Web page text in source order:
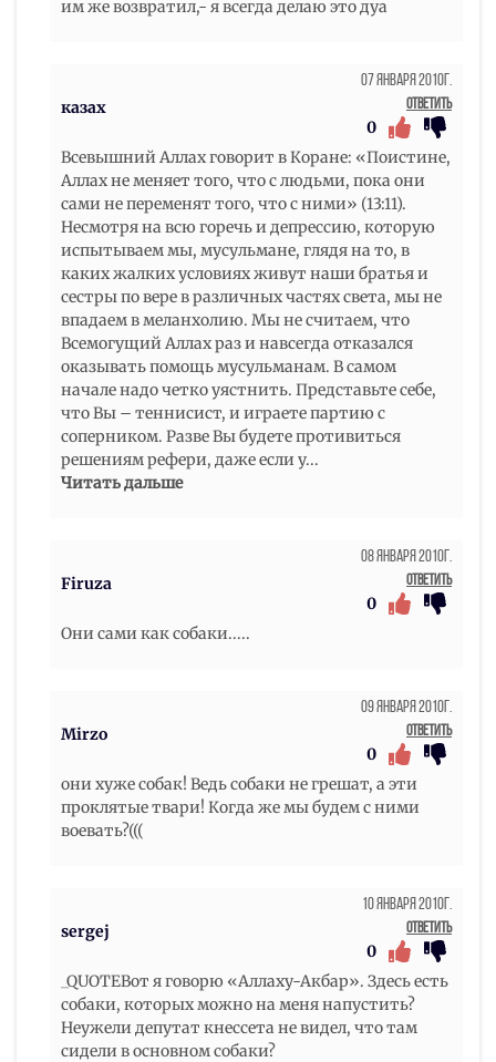
им же возвратил,- я всегда делаю это дуа
казах
07 Января 2010г.
Ответить
0
Всевышний Аллах говорит в Коране: «Поистине,
Аллах не меняет того, что с людьми, пока они
сами не переменят того, что с ними» (13:11).
Несмотря на всю горечь и депрессию, которую
испытываем мы, мусульмане, глядя на то, в
каких жалких условиях живут наши братья и
сестры по вере в различных частях света, мы не
впадаем в меланхолию. Мы не считаем, что
Всемогущий Аллах раз и навсегда отказался
оказывать помощь мусульманам. В самом
начале надо четко уястнить. Представьте себе,
что Вы – теннисист, и играете партию с
соперником. Разве Вы будете противиться
решениям рефери, даже если у...
Читать дальше
Firuza
08 Января 2010г.
Ответить
0
Они сами как собаки.....
Mirzo
09 Января 2010г.
Ответить
0
они хуже собак! Ведь собаки не грешат, а эти
проклятые твари! Когда же мы будем с ними
воевать?(((
sergej
10 Января 2010г.
Ответить
0
_QUOTEВот я говорю «Аллаху-Акбар». Здесь есть
собаки, которых можно на меня напустить?
Неужели депутат кнессета не видел, что там
сидели в основном собаки?